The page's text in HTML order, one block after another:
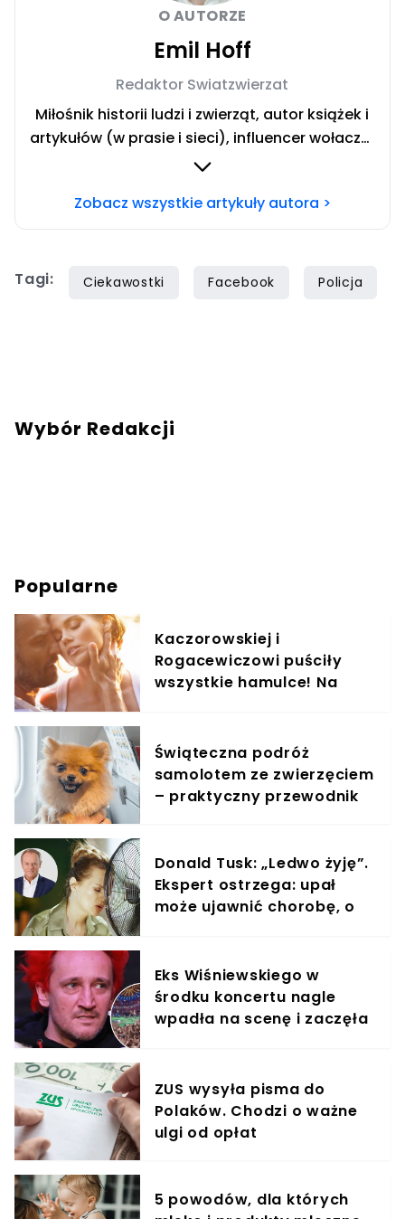
O AUTORZE
Emil Hoff
Redaktor Swiatzwierzat
Miłośnik historii ludzi i zwierząt, autor książek i
artykułów (w prasie i sieci), influencer wołacza.
Redaktor swiatzwierzat.pl. Team koty. Chcesz
do mnie wiadomość na mail:
Zobacz wszystkie artykuły autora >
Tagi: Ciekawostki Facebook Policja
Wybór Redakcji
Popularne
Kaczorowskiej i
Rogacewiczowi puściły
wszystkie hamulce! Na
Świąteczna podróż
samolotem ze zwierzęciem
– praktyczny przewodnik
Donald Tusk: „Ledwo żyję”.
Ekspert ostrzega: upał
może ujawnić chorobę, o
Eks Wiśniewskiego w
środku koncertu nagle
wpadła na scenę i zaczęła
ZUS wysyła pisma do
Polaków. Chodzi o ważne
ulgi od opłat
5 powodów, dla których